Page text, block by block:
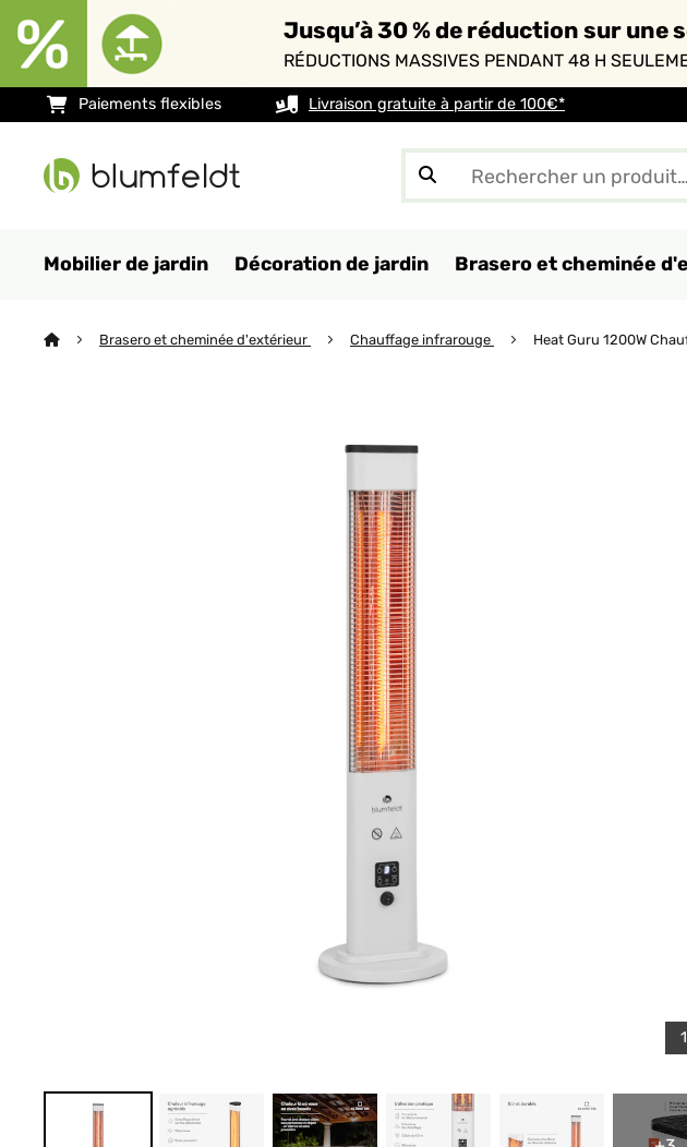
Jusqu’à 30 % de réduction sur une
RÉDUCTIONS MASSIVES PENDANT 48 H
Paiements flexibles Livraison gratuite à partir de 100€*
Mobilier de jardin Décoration de jardin Brasero et cheminée
Brasero et cheminée d'extérieur Chauffage infrarouge Heat Guru 1200W